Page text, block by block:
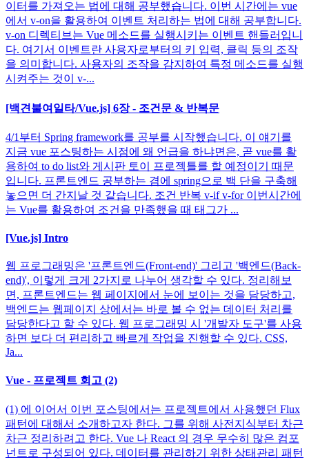
이터를 가져오는 법에 대해 공부했습니다. 이번 시간에는 vue
에서 v-on을 활용하여 이벤트 처리하는 법에 대해 공부합니다.
v-on 디렉티브는 Vue 메소드를 실행시키는 이벤트 핸들러입니
다. 여기서 이벤트란 사용자로부터의 키 입력, 클릭 등의 조작
을 의미합니다. 사용자의 조작을 감지하여 특정 메소드를 실행
시켜주는 것이 v-...
[백견불여일타/Vue.js] 6장 - 조건문 & 반복문
4/1부터 Spring framework를 공부를 시작했습니다. 이 얘기를
지금 vue 포스팅하는 시점에 왜 언급을 하냐면은, 곧 vue를 활
용하여 to do list와 게시판 토이 프로젝틀를 할 예정이기 때문
입니다. 프론트엔드 공부하는 겸에 spring으로 백 단을 구축해
놓으면 더 간지날 것 같습니다. 조건 반복 v-if v-for 이번시간에
는 Vue를 활용하여 조건을 만족했을 때 태그가 ...
[Vue.js] Intro
웹 프로그래밍은 '프론트엔드(Front-end)' 그리고 '백엔드(Back-
end)', 이렇게 크게 2가지로 나누어 생각할 수 있다. 정리해보
면, 프론트엔드는 웹 페이지에서 눈에 보이는 것을 담당하고,
백엔드는 웹페이지 상에서는 바로 볼 수 없는 데이터 처리를
담당한다고 할 수 있다. 웹 프로그래밍 시 '개발자 도구'를 사용
하면 보다 더 편리하고 빠르게 작업을 진행할 수 있다. CSS,
Ja...
Vue - 프로젝트 회고 (2)
(1) 에 이어서 이번 포스팅에서는 프로젝트에서 사용했던 Flux
패턴에 대해서 소개하고자 한다. 그를 위해 사전지식부터 차근
차근 정리하려고 한다. Vue 나 React 의 경우 무수히 많은 컴포
넌트로 구성되어 있다. 데이터를 관리하기 위한 상태관리 패턴